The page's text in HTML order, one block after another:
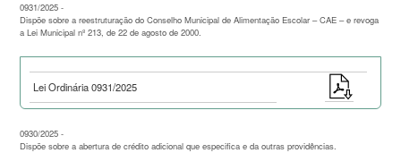
0931/2025 -
Dispõe sobre a reestruturação do Conselho Municipal de Alimentação Escolar – CAE – e revoga
a Lei Municipal nº 213, de 22 de agosto de 2000.
Lei Ordinária 0931/2025
0930/2025 -
Dispõe sobre a abertura de crédito adicional que especifica e da outras providências.